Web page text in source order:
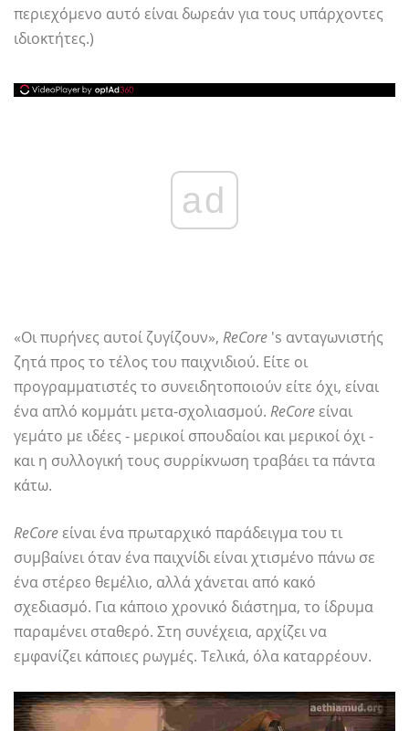
περιεχόμενο αυτό είναι δωρεάν για τους υπάρχοντες
ιδιοκτήτες.)
ad
«Οι πυρήνες αυτοί ζυγίζουν», ReCore 's ανταγωνιστής
ζητά προς το τέλος του παιχνιδιού. Είτε οι
προγραμματιστές το συνειδητοποιούν είτε όχι, είναι
ένα απλό κομμάτι μετα-σχολιασμού. ReCoreείναι
γεμάτο με ιδέες - μερικοί σπουδαίοι και μερικοί όχι -
και η συλλογική τους συρρίκνωση τραβάει τα πάντα
κάτω.
ReCoreείναι ένα πρωταρχικό παράδειγμα του τι
συμβαίνει όταν ένα παιχνίδι είναι χτισμένο πάνω σε
ένα στέρεο θεμέλιο, αλλά χάνεται από κακό
σχεδιασμό. Για κάποιο χρονικό διάστημα, το ίδρυμα
παραμένει σταθερό. Στη συνέχεια, αρχίζει να
εμφανίζει κάποιες ρωγμές. Τελικά, όλα καταρρέουν.